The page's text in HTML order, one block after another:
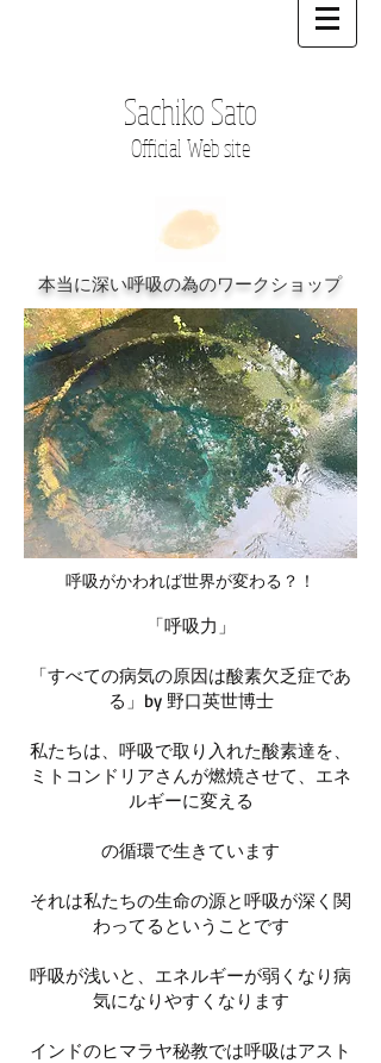
Sachiko Sato
Official Web site
本当に深い呼吸の為のワークショップ
呼吸がかわれば世界が変わる？！
「呼吸力」
「すべての病気の原因は酸素欠乏症であ
る」by 野口英世博士
私たちは、呼吸で取り入れた酸素達を、
ミトコンドリアさんが燃焼させて、エネ
ルギーに変える
の循環で生きています
それは私たちの生命の源と呼吸が深く関
わってるということです
呼吸が浅いと、エネルギーが弱くなり病
気になりやすくなります
インドのヒマラヤ秘教では呼吸はアスト